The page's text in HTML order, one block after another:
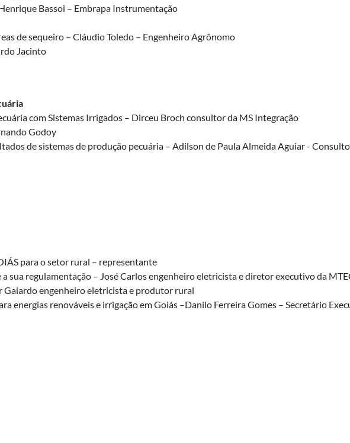
Bassoi – Embrapa Instrumentação
de sequeiro – Cláudio Toledo – Engenheiro Agrônomo
Jacinto
com Sistemas Irrigados – Dirceu Broch consultor da MS Integração
Godoy
de sistemas de produção pecuária – Adilson de Paula Almeida Aguiar -
para o setor rural – representante
sua regulamentação – José Carlos engenheiro eletricista e diretor executivo da
engenheiro eletricista e produtor rural
energias renováveis e irrigação em Goiás –Danilo Ferreira Gomes – Secretário